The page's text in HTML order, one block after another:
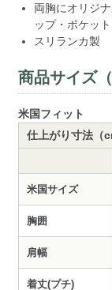
両胸にオリジ
ップ・ポケッ
スリランカ製
商品サイズ
米国フィット
仕上がり寸法（
米国サイズ
胸囲
肩幅
着丈(プチ)